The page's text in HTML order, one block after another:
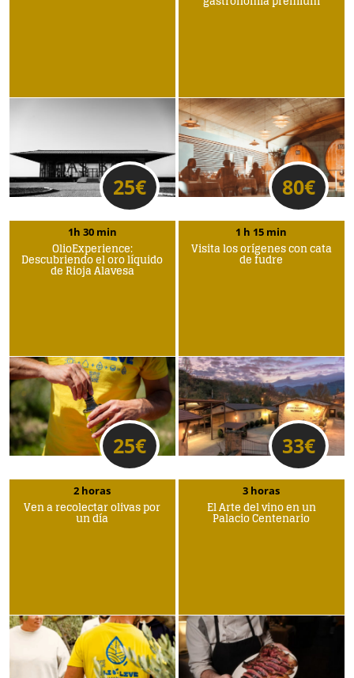
25€ 80€
3 horas
El Arte del vino en un
Palacio Centenario
1 h 15 min
Visita los orígenes con cata
de fudre
33€
2 horas
Ven a recolectar olivas por
un día
1h 30 min
OlioExperience:
Descubriendo el oro líquido
de Rioja Alavesa
25€